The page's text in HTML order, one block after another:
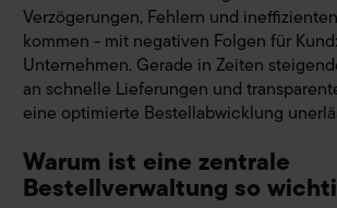
Verzögerungen, Fehlern und
kommen - mit negativen Folgen für
Unternehmen. Gerade in Zeiten
an schnelle Lieferungen und
eine optimierte Bestellabwicklung
Warum ist eine zentrale
Bestellverwaltung so